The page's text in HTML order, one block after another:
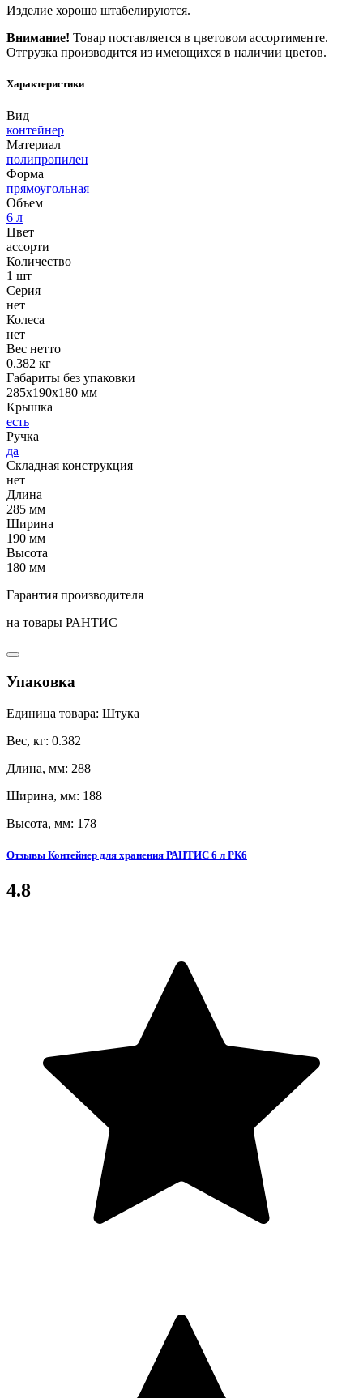
Изделие хорошо штабелируются.
Внимание! Товар поставляется в цветовом ассортименте.
Отгрузка производится из имеющихся в наличии цветов.
Характеристики
Вид
контейнер
Материал
полипропилен
Форма
прямоугольная
Объем
6 л
Цвет
ассорти
Количество
1 шт
Серия
нет
Колеса
нет
Вес нетто
0.382 кг
Габариты без упаковки
285x190x180 мм
Крышка
есть
Ручка
да
Складная конструкция
нет
Длина
285 мм
Ширина
190 мм
Высота
180 мм
Гарантия производителя
на товары РАНТИС
Упаковка
Единица товара: Штука
Вес, кг: 0.382
Длина, мм: 288
Ширина, мм: 188
Высота, мм: 178
Отзывы Контейнер для хранения РАНТИС 6 л РК6
4.8